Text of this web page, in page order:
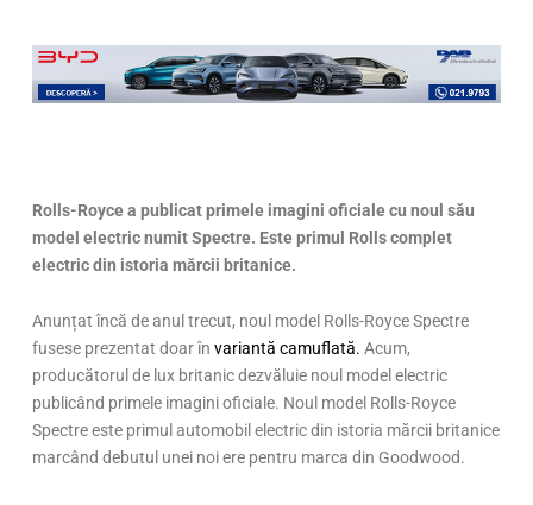
Rolls-Royce a publicat primele imagini oficiale cu noul său
model electric numit Spectre. Este primul Rolls complet
electric din istoria mărcii britanice.
Anunțat încă de anul trecut, noul model Rolls-Royce Spectre
fusese prezentat doar învariantă camuflată. Acum,
producătorul de lux britanic dezvăluie noul model electric
publicând primele imagini oficiale. Noul model Rolls-Royce
Spectre este primul automobil electric din istoria mărcii britanice
marcând debutul unei noi ere pentru marca din Goodwood.